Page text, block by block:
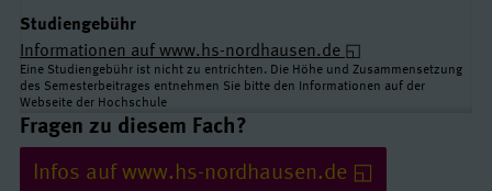
Studiengebühr
Informationen auf www.hs-nordhausen.de
Eine Studiengebühr ist nicht zu entrichten. Die Höhe und Zusammensetzung
des Semesterbeitrages entnehmen Sie bitte den Informationen auf der
Webseite der Hochschule
Links und Kontakte
Fragen zu diesem Fach?
Infos auf www.hs-nordhausen.de